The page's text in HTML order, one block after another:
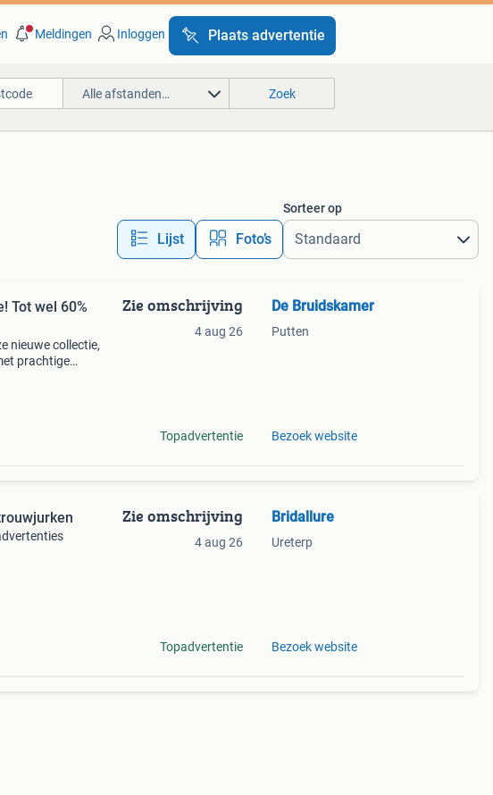
Meldingen Inloggen Plaats advertentie
Alle afstanden… Zoek
Lijst Foto’s
Sorteer op
Tot wel 60%
nieuwe collectie,
prachtige
Zie omschrijving
4 aug 26
Topadvertentie
De Bruidskamer
Putten
Bezoek website
Zie omschrijving
4 aug 26
Topadvertentie
Bridallure
Ureterp
Bezoek website